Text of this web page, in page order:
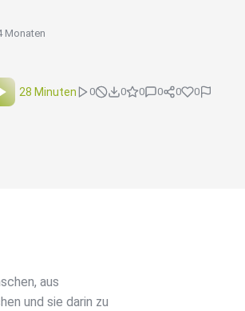
Monaten
28 Minuten 0 0 0 0 0 0
aus
und sie darin zu